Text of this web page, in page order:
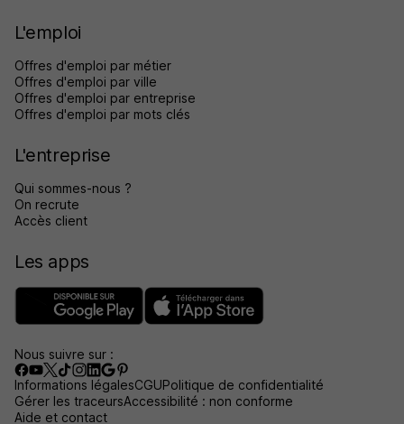
L'emploi
Offres d'emploi par métier
Offres d'emploi par ville
Offres d'emploi par entreprise
Offres d'emploi par mots clés
L'entreprise
Qui sommes-nous ?
On recrute
Accès client
Les apps
Nous suivre sur :
Informations légalesCGUPolitique de confidentialité
Gérer les traceursAccessibilité : non conforme
Aide et contact